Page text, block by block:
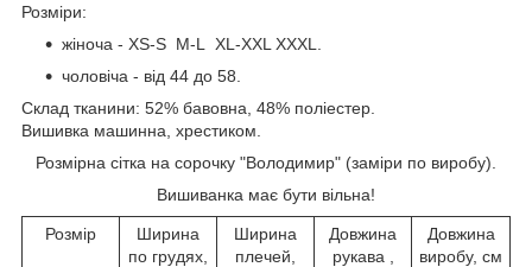
Розміри:
жіноча - XS-S M-L XL-XXL XXXL.
чоловіча - від 44 до 58.
Склад тканини: 52% бавовна, 48% поліестер.
Вишивка машинна, хрестиком.
Розмірна сітка на сорочку "Володимир" (заміри по виробу).
Вишиванка має бути вільна!
Розмір
Ширина
по грудях,
Ширина
плечей,
Довжина
рукава ,
Довжина
виробу, см